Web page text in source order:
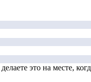
это на месте,